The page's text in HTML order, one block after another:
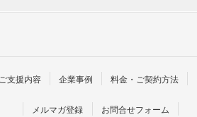
ご支援内容 企業事例 料金・ご契約方法
メルマガ登録 お問合せフォーム